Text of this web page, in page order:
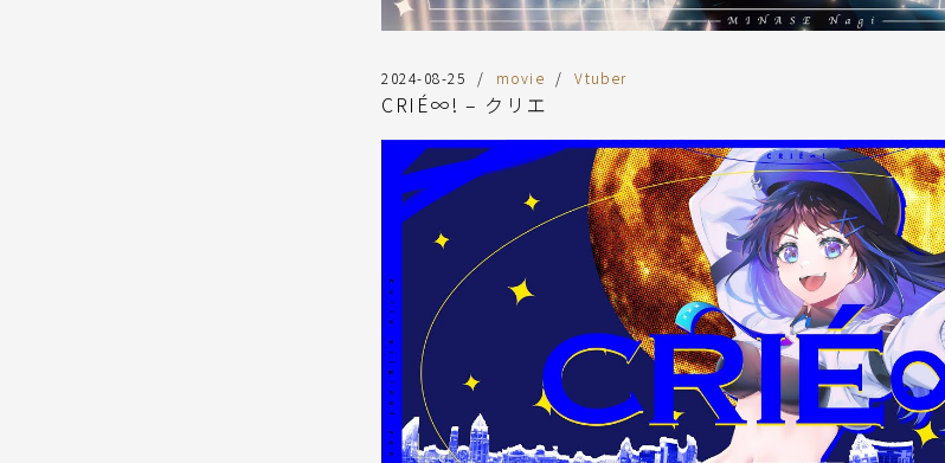
2024-08-25 movie Vtuber
CRIÉ∞! – クリエ